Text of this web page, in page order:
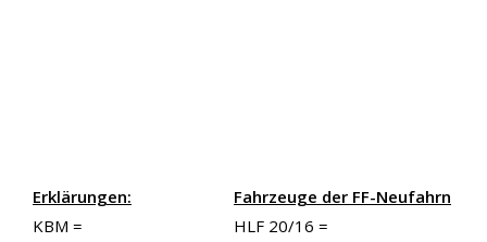
Erklärungen:
KBM =
Fahrzeuge der FF-Neufahrn
HLF 20/16 =